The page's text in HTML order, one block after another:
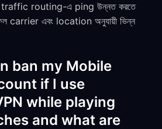
routing-এ ping উন্নত করতে
carrier এবং location অনুযায়ী ভিন্ন
ban my Mobile
if I use
while playing
and what are